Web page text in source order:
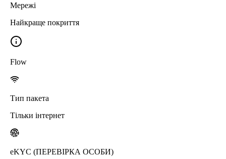
Мережі
Найкраще покриття
Flow
Тип пакета
Тільки інтернет
eKYC (ПЕРЕВІРКА ОСОБИ)